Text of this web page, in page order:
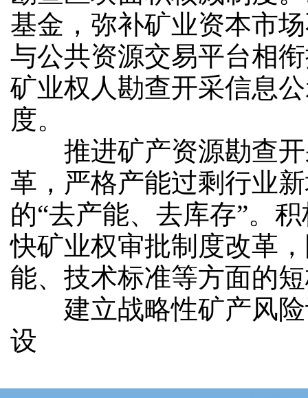
基金，弥补矿业资本市
与公共资源交易平台相
矿业权人勘查开采信息
度。
推进矿产资源勘查开
革，严格产能过剩行业
的“去产能、去库存”。
快矿业权审批制度改革
能、技术标准等方面的
建立战略性矿产风险
设